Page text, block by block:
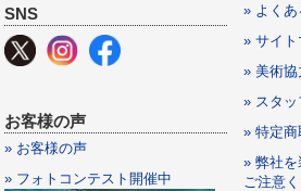
SNS
お客様の声
» お客様の声
» フォトコンテスト開催中
» よくあ
» サイト
» 美術協
» スタ
» 特定
» 弊社を
ご注意